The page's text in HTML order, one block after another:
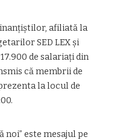
afiliată la
SED LEX și
de salariați din
că membrii de
la locul de
noi” este mesajul pe